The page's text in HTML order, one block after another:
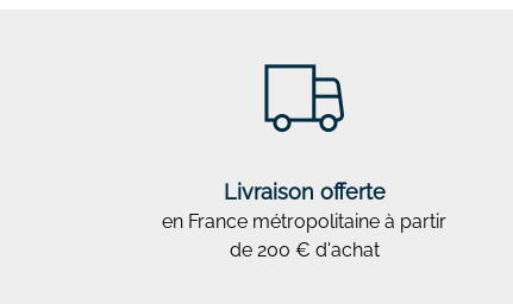
Livraison offerte
en France métropolitaine à partir
de 200 € d'achat